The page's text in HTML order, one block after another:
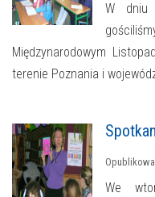
W dniu
Międzynarodowym
terenie Poznania i
We